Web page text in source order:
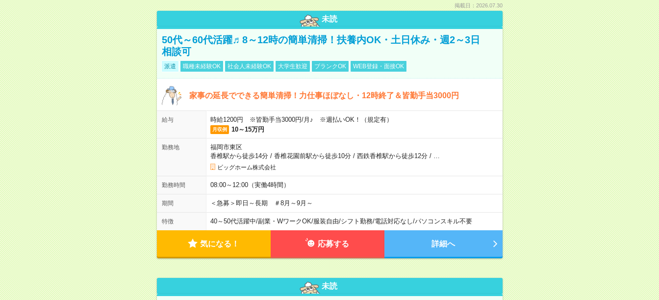
掲載日：2026.07.30
未読
50代～60代活躍♬8～12時の簡単清掃！扶養内OK・土日休み・週2～3日
相談可
派遣 職種未経験OK 社会人未経験OK 大学生歓迎 ブランクOK WEB登録・面接OK
家事の延長でできる簡単清掃！力仕事ほぼなし・12時終了＆皆勤手当3000円
給与 時給1200円 ※皆勤手当3000円/月♪ ※週払いOK！（規定有）
月収例 10～15万円
勤務地
福岡市東区
香椎駅から徒歩14分/ 香椎花園前駅から徒歩10分/ 西鉄香椎駅から徒歩12分/ …
ビッグホーム株式会社
勤務時間 08:00～12:00（実働4時間）
期間 ＜急募＞即日～長期 ＃8月～9月～
特徴 40～50代活躍中/副業・WワークOK/服装自由/シフト勤務/電話対応なし/パソコンスキル不要
気になる！ 応募する 詳細へ
未読